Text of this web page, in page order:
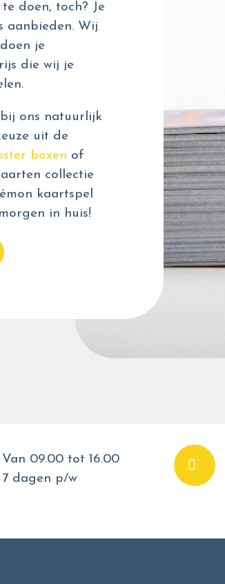
doen, toch? Je
aanbieden. Wij
je
die wij je
ons natuurlijk
uit de
boxen of
collectie
kaartspel
in huis!
Van 09.00 tot 16.00
7 dagen p/w